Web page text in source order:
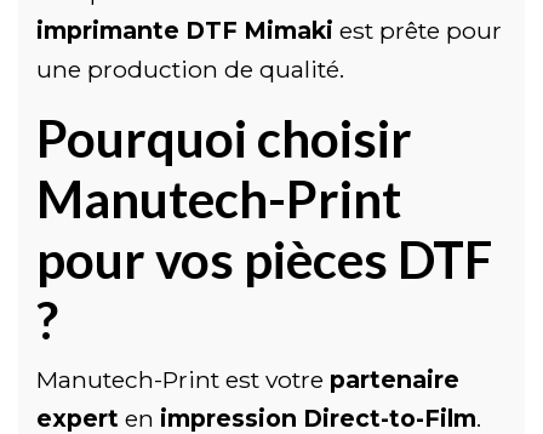
imprimante DTF Mimaki est prête pour
une production de qualité.
Pourquoi choisir
Manutech-Print
pour vos pièces DTF
?
Manutech-Print est votre partenaire
expert en impression Direct-to-Film.